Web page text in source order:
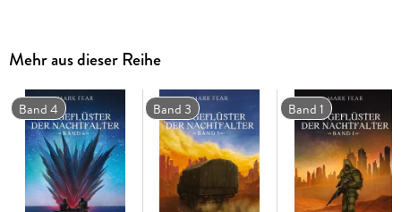
die nächste Runde.
Mehr aus dieser Reihe
Band 4 Band 3 Band 1